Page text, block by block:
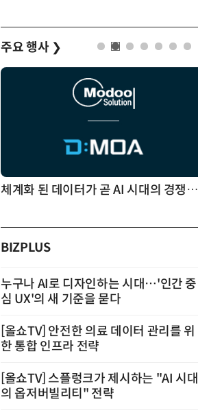
주요 행사 ❯
체계화 된 데이터가 곧 AI 시대의 경쟁력이다
BIZPLUS
누구나 AI로 디자인하는 시대…'인간 중
심 UX'의 새 기준을 묻다
[올쇼TV] 안전한 의료 데이터 관리를 위
한 통합 인프라 전략
[올쇼TV] 스플렁크가 제시하는 "AI 시대
의 옵저버빌리티" 전략